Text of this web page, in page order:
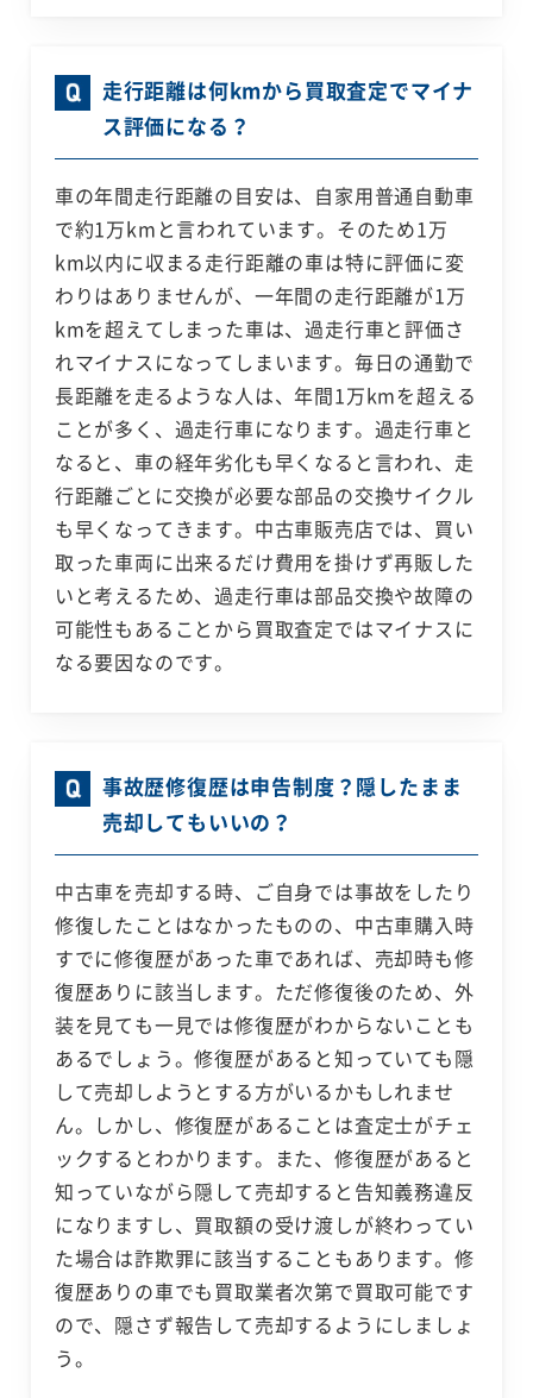
走行距離は何kmから買取査定でマイナ
ス評価になる？
車の年間走行距離の目安は、自家用普通自動車
で約1万kmと言われています。そのため1万
km以内に収まる走行距離の車は特に評価に変
わりはありませんが、一年間の走行距離が1万
kmを超えてしまった車は、過走行車と評価さ
れマイナスになってしまいます。毎日の通勤で
長距離を走るような人は、年間1万kmを超える
ことが多く、過走行車になります。過走行車と
なると、車の経年劣化も早くなると言われ、走
行距離ごとに交換が必要な部品の交換サイクル
も早くなってきます。中古車販売店では、買い
取った車両に出来るだけ費用を掛けず再販した
いと考えるため、過走行車は部品交換や故障の
可能性もあることから買取査定ではマイナスに
なる要因なのです。
事故歴修復歴は申告制度？隠したまま
売却してもいいの？
中古車を売却する時、ご自身では事故をしたり
修復したことはなかったものの、中古車購入時
すでに修復歴があった車であれば、売却時も修
復歴ありに該当します。ただ修復後のため、外
装を見ても一見では修復歴がわからないことも
あるでしょう。修復歴があると知っていても隠
して売却しようとする方がいるかもしれませ
ん。しかし、修復歴があることは査定士がチェ
ックするとわかります。また、修復歴があると
知っていながら隠して売却すると告知義務違反
になりますし、買取額の受け渡しが終わってい
た場合は詐欺罪に該当することもあります。修
復歴ありの車でも買取業者次第で買取可能です
ので、隠さず報告して売却するようにしましょ
う。